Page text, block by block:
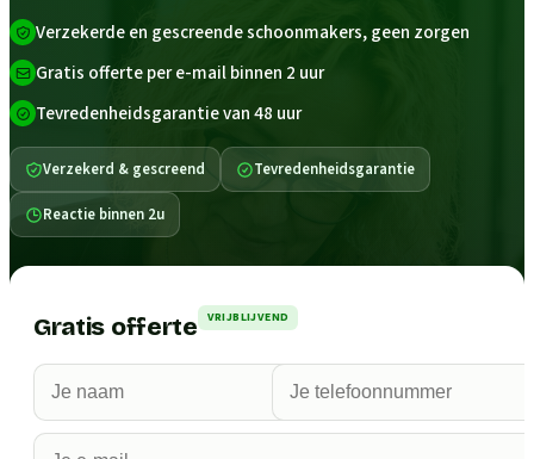
Verzekerde en gescreende schoonmakers, geen zorgen
Gratis offerte per e-mail binnen 2 uur
Tevredenheidsgarantie van 48 uur
Verzekerd & gescreend Tevredenheidsgarantie
Reactie binnen 2u
Gratis offerte VRIJBLIJVEND